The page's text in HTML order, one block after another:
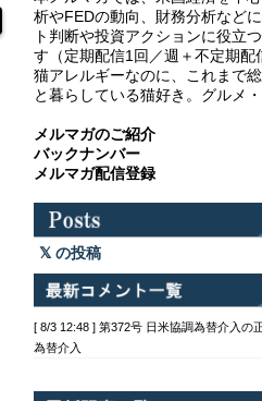
析やFEDの動向、財務分析など
ト判断や投資アクションに役立
す（定期配信1回／週＋不定期配
猫アレルギーなのに、これまで
と暮らしている猫好き。グルメ
メルマガのご紹介
バックナンバー
メルマガ配信登録
の投稿
[ 8/3 12:48 ] 第372号 日米協調為替介入の
為替介入